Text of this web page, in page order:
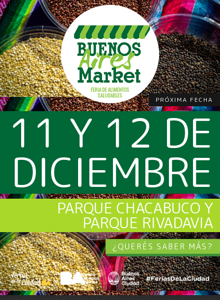
PRÓXIMA FECHA
11 Y 12 DE
DICIEMBRE
PARQUE CHACABUCO Y
PARQUE RIVADAVIA
¿QUERÉS SABER MÁS?